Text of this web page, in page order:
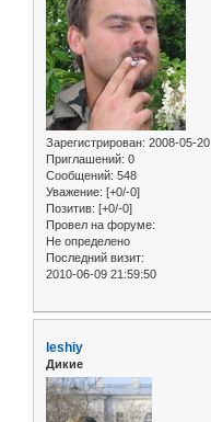
Зарегистрирован: 2008-05-20
Приглашений: 0
Сообщений: 548
Уважение: [+0/-0]
Позитив: [+0/-0]
Провел на форуме:
Не определено
Последний визит:
2010-06-09 21:59:50
leshiy
Дикие